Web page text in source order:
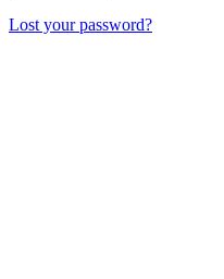
Lost your password?